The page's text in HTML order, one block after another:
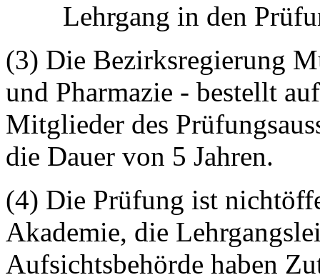
Lehrgang in den
(3) Die Bezirksregierung
und Pharmazie - bestellt
Mitglieder des
die Dauer von 5 Jahren.
(4) Die Prüfung ist
Akademie, die
Aufsichtsbehörde haben